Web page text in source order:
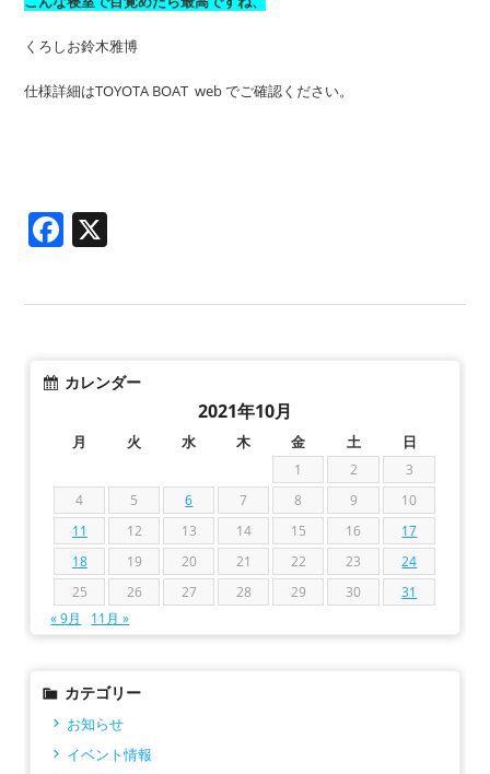
くろしお鈴木雅博
仕様詳細はTOYOTA BOAT web でご確認ください。
Facebook
カレンダー
2021年10月
月 火 水 木 金 土 日
1 2
3
4
5 6 7 8 9
10
11
12 13 14 15 16
17
18
19 20 21 22 23
24
25
26 27 28 29 30
31
« 9月
11月 »
カテゴリー
お知らせ
イベント情報